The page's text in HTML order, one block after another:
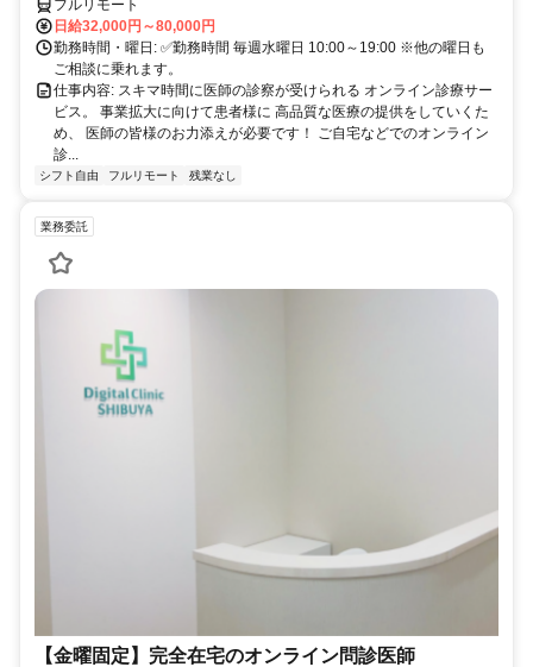
フルリモート
日給32,000円～80,000円
勤務時間・曜日: ✅勤務時間 毎週水曜日 10:00～19:00 ※他の曜日も
ご相談に乗れます。
仕事内容: スキマ時間に医師の診察が受けられる オンライン診療サー
ビス。 事業拡大に向けて患者様に 高品質な医療の提供をしていくた
め、 医師の皆様のお力添えが必要です！ ご自宅などでのオンライン
診...
シフト自由 フルリモート 残業なし
業務委託
【金曜固定】完全在宅のオンライン問診医師